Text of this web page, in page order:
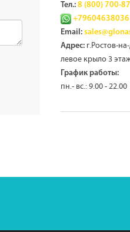
Тел.: 8 (800) 700-
+79604638036
Email:
Адрес:г.Ростов-
левое крыло 3
График работы:
пн.- вс.: 9.00 - 22.00